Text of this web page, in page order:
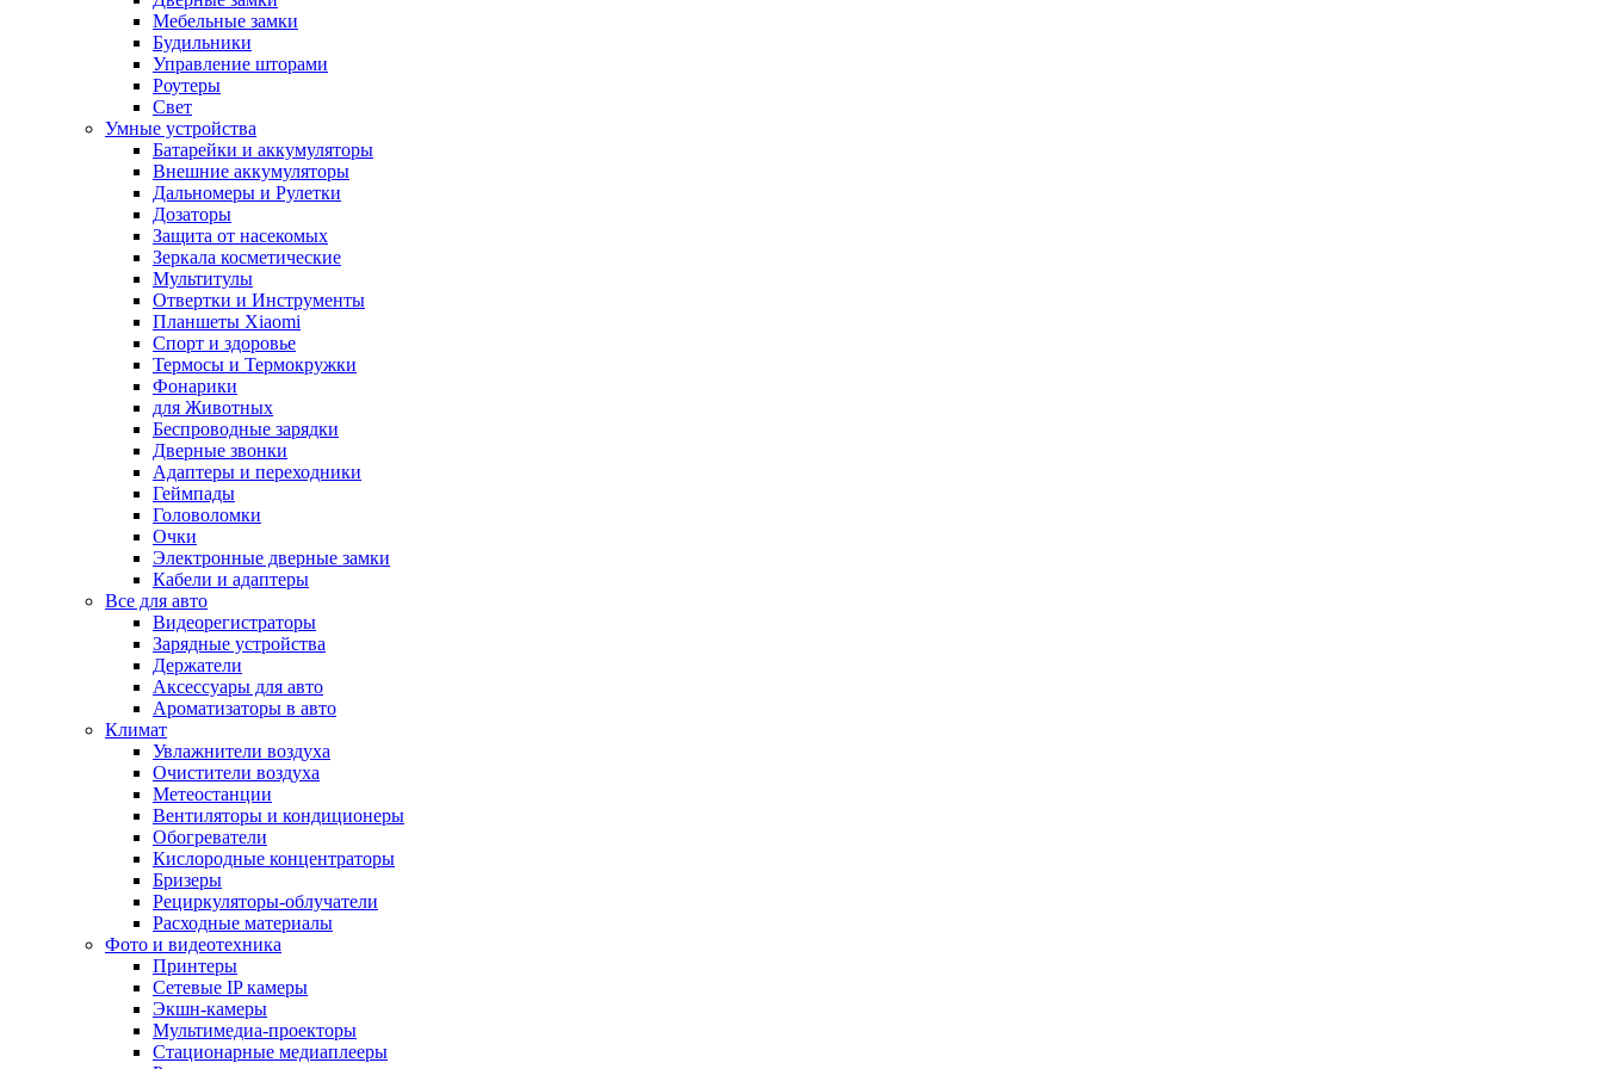
Мебельные замки
Будильники
Управление шторами
Роутеры
Свет
Умные устройства
Батарейки и аккумуляторы
Внешние аккумуляторы
Дальномеры и Рулетки
Дозаторы
Защита от насекомых
Зеркала косметические
Мультитулы
Отвертки и Инструменты
Планшеты Xiaomi
Спорт и здоровье
Термосы и Термокружки
Фонарики
для Животных
Беспроводные зарядки
Дверные звонки
Адаптеры и переходники
Геймпады
Головоломки
Очки
Электронные дверные замки
Кабели и адаптеры
Все для авто
Видеорегистраторы
Зарядные устройства
Держатели
Аксессуары для авто
Ароматизаторы в авто
Климат
Увлажнители воздуха
Очистители воздуха
Метеостанции
Вентиляторы и кондиционеры
Обогреватели
Кислородные концентраторы
Бризеры
Рециркуляторы-облучатели
Расходные материалы
Фото и видеотехника
Принтеры
Сетевые IP камеры
Экшн-камеры
Мультимедиа-проекторы
Стационарные медиаплееры